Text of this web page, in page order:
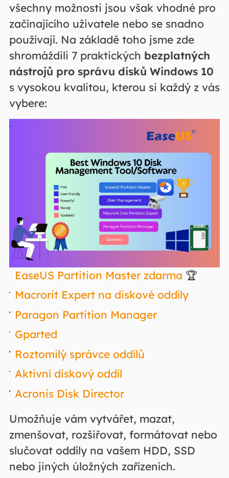
všechny možnosti jsou však vhodné pro
začínajícího uživatele nebo se snadno
používají. Na základě toho jsme zde
shromáždili 7 praktických bezplatných
nástrojů pro správu disků Windows 10
s vysokou kvalitou, kterou si každý z vás
vybere:
EaseUS Partition Master zdarma 🏆
Macrorit Expert na diskové oddíly
Paragon Partition Manager
Gparted
Roztomilý správce oddílů
Aktivní diskový oddíl
Acronis Disk Director
Umožňuje vám vytvářet, mazat,
zmenšovat, rozšiřovat, formátovat nebo
slučovat oddíly na vašem HDD, SSD
nebo jiných úložných zařízeních.